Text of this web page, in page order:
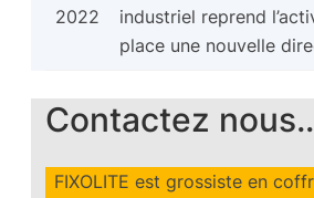
2022
industriel reprend
place une nouvelle
Contactez
FIXOLITE est grossiste en